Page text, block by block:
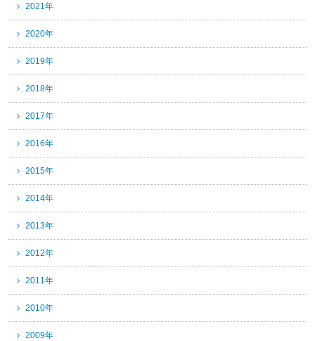
2021年
2020年
2019年
2018年
2017年
2016年
2015年
2014年
2013年
2012年
2011年
2010年
2009年